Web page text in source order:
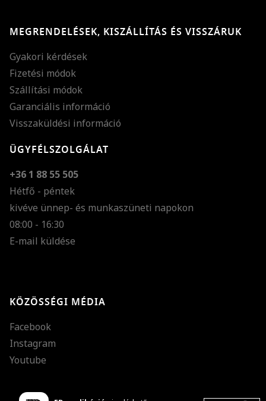
MEGRENDELÉSEK, KISZÁLLÍTÁS ÉS VISSZÁRUK
Gyakori kérdések
Fizetési módok
Szállítási módok
Garanciális információ
Visszaküldési információ
ÜGYFÉLSZOLGÁLAT
+36 1 88 55 505
Hétfő - péntek
kivéve ünnep- és munkaszüneti napokon
08:00 - 16:30
E-mail küldése
KÖZÖSSÉGI MÉDIA
Facebook
Instagram
Youtube